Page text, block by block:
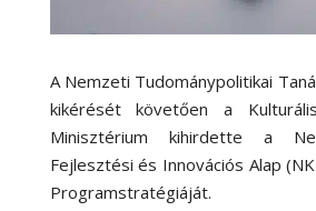
A Nemzeti Tudománypolitikai
kikérését követően a
Minisztérium kihirdette a
Fejlesztési és Innovációs Alap
Programstratégiáját.